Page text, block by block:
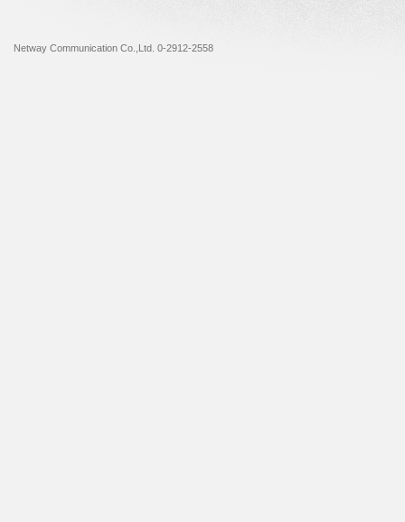
Netway Communication Co.,Ltd. 0-2912-2558